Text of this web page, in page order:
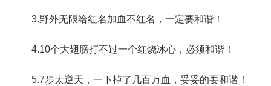
3.野外无限给红名加血不红名，一定要和谐！
4.10个大翅膀打不过一个红烧冰心，必须和谐！
5.7步太逆天，一下掉了几百万血，妥妥的要和谐！